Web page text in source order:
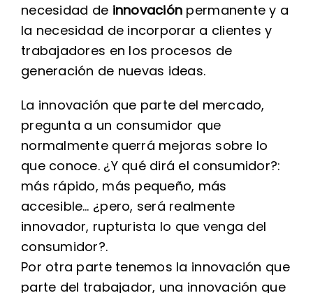
necesidad de innovación permanente y a
la necesidad de incorporar a clientes y
trabajadores en los procesos de
generación de nuevas ideas.
La innovación que parte del mercado,
pregunta a un consumidor que
normalmente querrá mejoras sobre lo
que conoce. ¿Y qué dirá el consumidor?:
más rápido, más pequeño, más
accesible… ¿pero, será realmente
innovador, rupturista lo que venga del
consumidor?.
Por otra parte tenemos la innovación que
parte del trabajador, una innovación que